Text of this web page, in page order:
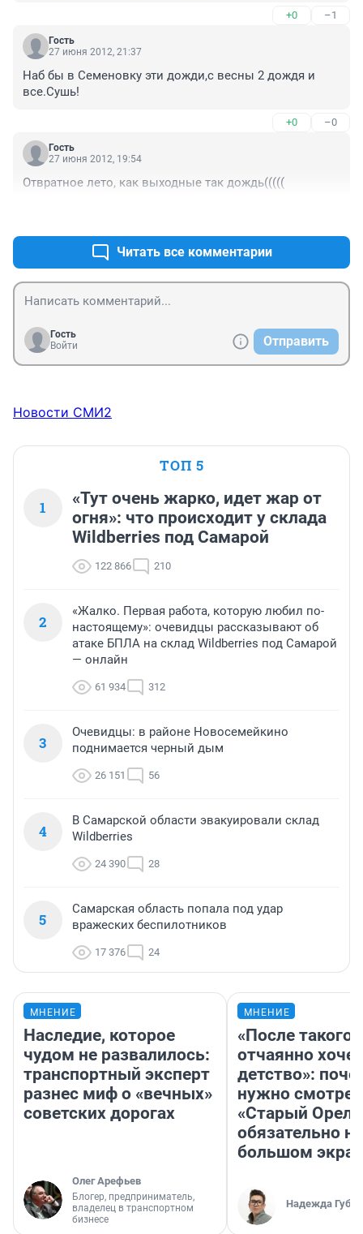
+0 –1
Гость
27 июня 2012, 21:37
Наб бы в Семеновку эти дожди,с весны 2 дождя и
все.Сушь!
+0 –0
Гость
27 июня 2012, 19:54
Отвратное лето, как выходные так дождь(((((
Читать все комментарии
Гость
Войти
Отправить
Новости СМИ2
ТОП 5
1
«Тут очень жарко, идет жар от
огня»: что происходит у склада
Wildberries под Самарой
122 866 210
2
«Жалко. Первая работа, которую любил по-
настоящему»: очевидцы рассказывают об
атаке БПЛА на склад Wildberries под Самарой
— онлайн
61 934 312
3
Очевидцы: в районе Новосемейкино
поднимается черный дым
26 151 56
4
В Самарской области эвакуировали склад
Wildberries
24 390 28
5
Самарская область попала под удар
вражеских беспилотников
17 376 24
МНЕНИЕ
Наследие, которое
чудом не развалилось:
транспортный эксперт
разнес миф о «вечных»
советских дорогах
Олег Арефьев
Блогер, предприниматель,
владелец в транспортном
бизнесе
МНЕНИЕ
«После такого
отчаянно
детство»:
нужно
«Старый
обязательно на
большом
Надежда